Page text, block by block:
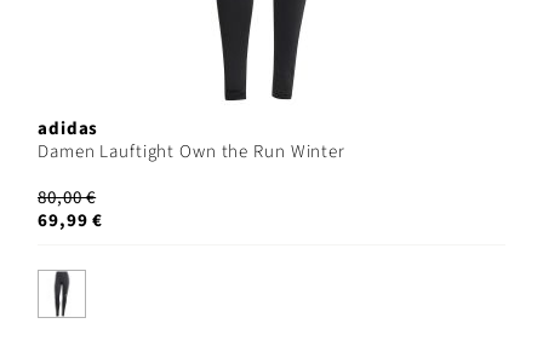
adidas
Damen Lauftight Own the Run Winter
80,00 €
69,99 €